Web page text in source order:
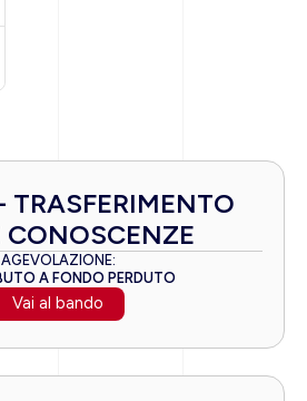
TRASFERIMENTO
CONOSCENZE
AGEVOLAZIONE:
A FONDO PERDUTO
Vai al bando